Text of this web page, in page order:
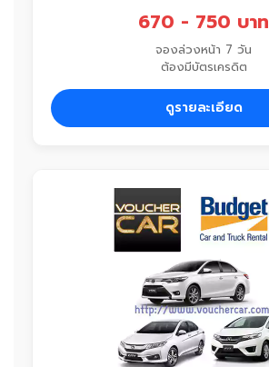
670 - 750 บาท
จองล่วงหน้า 7 วัน
ต้องมีบัตรเครดิต
ดูรายละเอียด